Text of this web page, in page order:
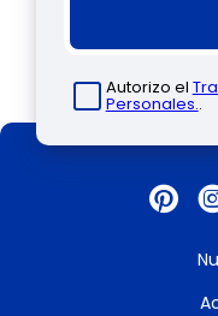
Autorizo el
Personales..